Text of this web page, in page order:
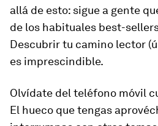
allá de esto: sigue a gente
de los habituales best-
Descubrir tu camino lector
es imprescindible.
Olvídate del teléfono móvil
El hueco que tengas